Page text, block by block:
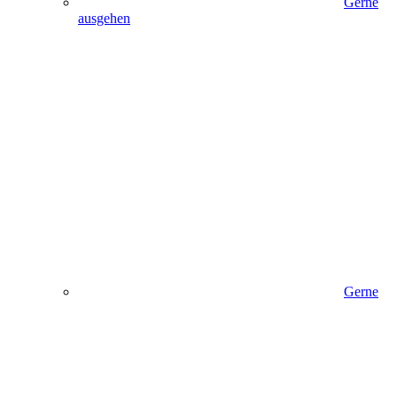
ausgehen
Gerne